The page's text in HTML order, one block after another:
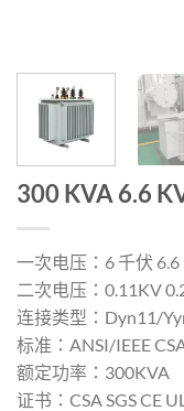
300 KVA 6.6
一次电压：6 千伏 6.6
二次电压：0.11KV
连接类型：Dyn11/
标准：ANSI/IEEE
额定功率：300KVA
证书：CSA SGS CE